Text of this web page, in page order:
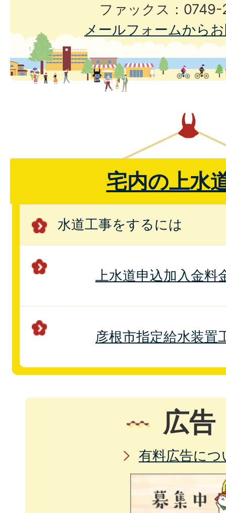
ファックス：
メールフォームから
宅内の上水
水道工事をするには
上水道申込加入金料
彦根市指定給水装置
広告
有料広告につ